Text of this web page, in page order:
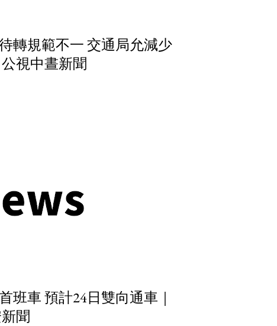
轉規範不一 交通局允減少
視中晝新聞
班車 預計24日雙向通車｜
聞